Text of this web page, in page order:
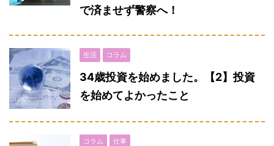
で済ませず警察へ！
生活 コラム
34歳投資を始めました。【2】投資
を始めてよかったこと
コラム 仕事